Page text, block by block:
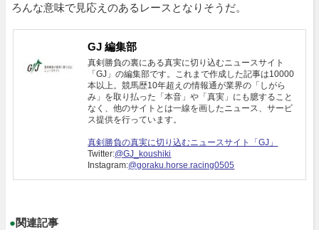
ろんな意味で見応えのあるレースとなりそうだ。
GJ 編集部
真剣勝負の裏にある真実に切り込むニュースサイト
「GJ」の編集部です。これまで作成した記事は10000
本以上。競馬歴10年超えの情報通が業界の「しがら
み」を取り払った「本音」や「真実」にも臆すること
なく、他のサイトとは一線を画したニュース、サービ
ス提供を行っています。
真剣勝負の真実に切り込むニュースサイト「GJ」
Twitter:@GJ_koushiki
Instagram:@goraku.horse.racing0505
●関連記事